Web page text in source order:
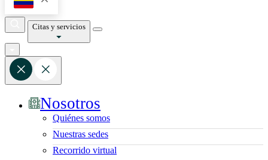
Citas y servicios
Nosotros
Quiénes somos
Nuestras sedes
Recorrido virtual